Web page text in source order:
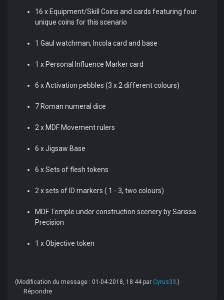
16 x Equipment/Skill Coins and cards featuring four
unique coins for this scenario
1 Gaul watchman, Incola card and base
1 x Personal Influence Marker card
6 x Activation pebbles (3 x 2 different colours)
7 Roman numeral dice
2 x MDF Movement rulers
6 x Jigsaw Base
6 x Sets of flesh tokens
2 x sets of ID markers ( 1 - 3, two colours)
MDF Temple under construction scenery by Sarissa
Precision
1 x Objective token
(Modification du message : 01-04-2018, 18:44 par Cyrus33 .)
Répondre